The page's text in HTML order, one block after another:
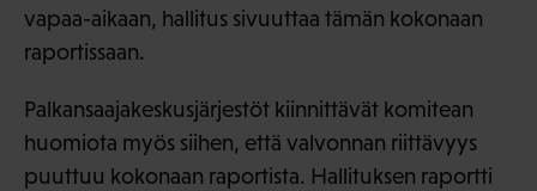
vapaa-aikaan, hallitus sivuuttaa tämän kokonaan
raportissaan.
Palkansaajakeskusjärjestöt kiinnittävät komitean
huomiota myös siihen, että valvonnan riittävyys
puuttuu kokonaan raportista. Hallituksen raportti